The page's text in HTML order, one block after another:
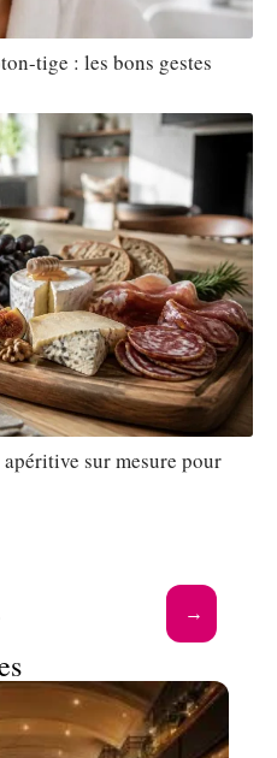
tige : les bons gestes
sur mesure pour